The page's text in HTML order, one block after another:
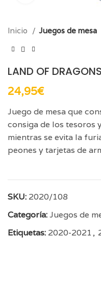
Inicio Juegos de mesa
LAND OF DRAGONS
24,95€
Juego de mesa que
consiga de los tesoros
mientras se evita la
peones y tarjetas de
SKU: 2020/108
Categoría:Juegos de
Etiquetas: 2020-2021,